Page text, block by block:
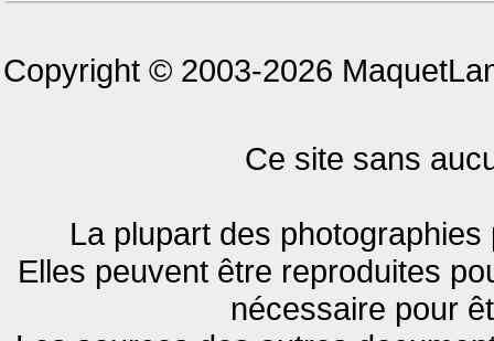
Copyright © 2003-2026
Ce site sans
La plupart des
Elles peuvent être reproduites
nécessaire pour